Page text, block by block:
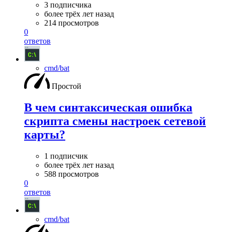
3 подписчика
более трёх лет назад
214 просмотров
0
ответов
cmd/bat
Простой
В чем синтаксическая ошибка
скрипта смены настроек сетевой
карты?
1 подписчик
более трёх лет назад
588 просмотров
0
ответов
cmd/bat